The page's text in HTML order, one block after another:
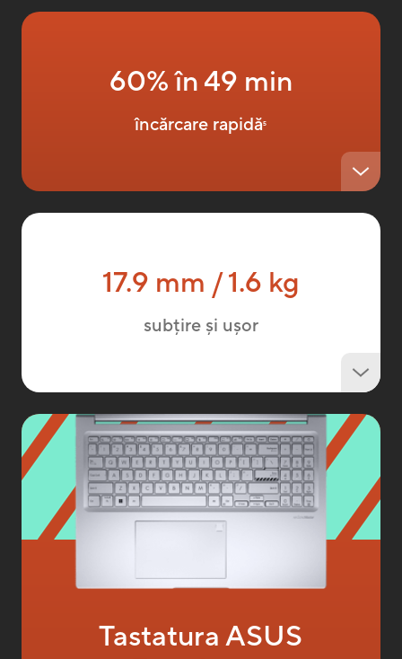
60% în 49 min
încărcare rapidă5
17.9 mm / 1.6 kg
subțire și ușor
Tastatura ASUS